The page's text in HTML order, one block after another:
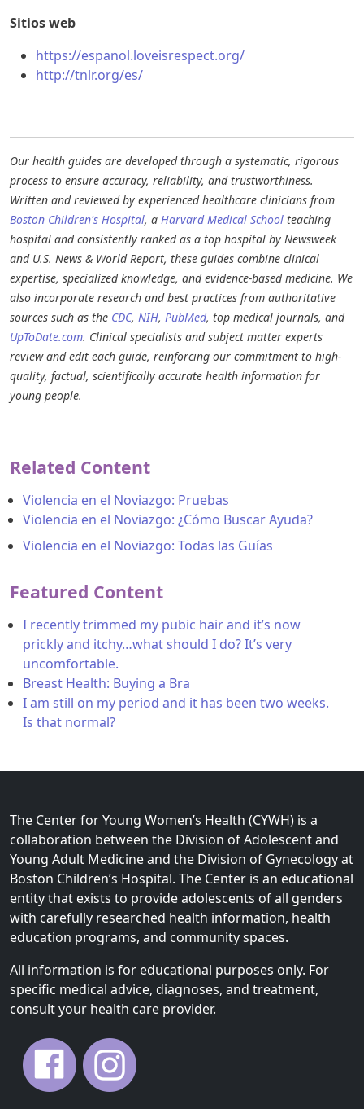
Sitios web
https://espanol.loveisrespect.org/
http://tnlr.org/es/
Our health guides are developed through a systematic, rigorous
process to ensure accuracy, reliability, and trustworthiness.
Written and reviewed by experienced healthcare clinicians from
Boston Children's Hospital, a Harvard Medical School teaching
hospital and consistently ranked as a top hospital by Newsweek
and U.S. News & World Report, these guides combine clinical
expertise, specialized knowledge, and evidence-based medicine. We
also incorporate research and best practices from authoritative
sources such as the CDC, NIH, PubMed, top medical journals, and
UpToDate.com. Clinical specialists and subject matter experts
review and edit each guide, reinforcing our commitment to high-
quality, factual, scientifically accurate health information for
young people.
Related Content
Violencia en el Noviazgo: Pruebas
Violencia en el Noviazgo: ¿Cómo Buscar Ayuda?
Violencia en el Noviazgo: Todas las Guías
Featured Content
I recently trimmed my pubic hair and it’s now
prickly and itchy…what should I do? It’s very
uncomfortable.
Breast Health: Buying a Bra
I am still on my period and it has been two weeks.
Is that normal?
The Center for Young Women’s Health (CYWH) is a
collaboration between the Division of Adolescent and
Young Adult Medicine and the Division of Gynecology at
Boston Children’s Hospital. The Center is an educational
entity that exists to provide adolescents of all genders
with carefully researched health information, health
education programs, and community spaces.
All information is for educational purposes only. For
specific medical advice, diagnoses, and treatment,
consult your health care provider.